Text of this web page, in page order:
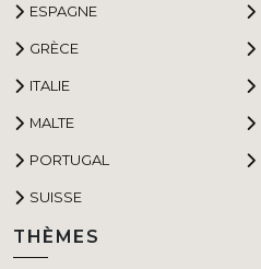
ESPAGNE
GRÈCE
ITALIE
MALTE
PORTUGAL
SUISSE
THÈMES